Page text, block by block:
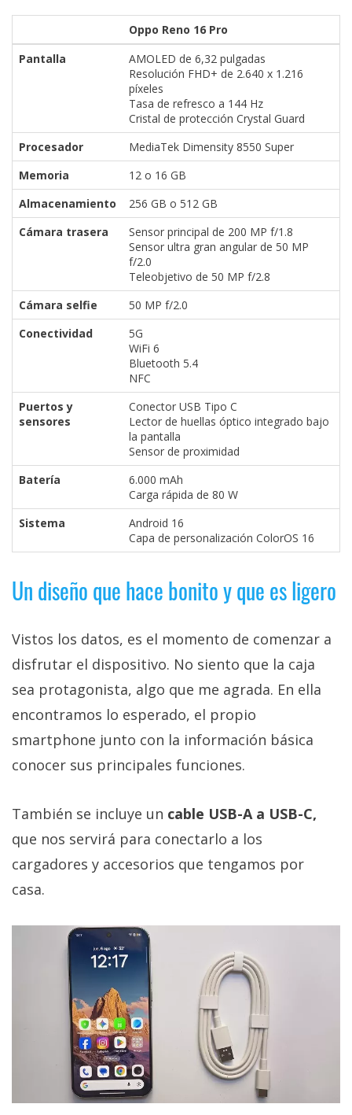
Oppo Reno 16 Pro
Pantalla
AMOLED de 6,32 pulgadas
Resolución FHD+ de 2.640 x 1.216
píxeles
Tasa de refresco a 144 Hz
Cristal de protección Crystal Guard
Procesador
MediaTek Dimensity 8550 Super
Memoria
12 o 16 GB
Almacenamiento
256 GB o 512 GB
Cámara trasera
Sensor principal de 200 MP f/1.8
Sensor ultra gran angular de 50 MP
f/2.0
Teleobjetivo de 50 MP f/2.8
Cámara selfie
50 MP f/2.0
Conectividad
5G
WiFi 6
Bluetooth 5.4
NFC
Puertos y
sensores
Conector USB Tipo C
Lector de huellas óptico integrado bajo
la pantalla
Sensor de proximidad
Batería
6.000 mAh
Carga rápida de 80 W
Sistema
Android 16
Capa de personalización ColorOS 16
Un diseño que hace bonito y que es ligero
Vistos los datos, es el momento de comenzar a
disfrutar el dispositivo. No siento que la caja
sea protagonista, algo que me agrada. En ella
encontramos lo esperado, el propio
smartphone junto con la información básica
conocer sus principales funciones.
También se incluye un cable USB-A a USB-C,
que nos servirá para conectarlo a los
cargadores y accesorios que tengamos por
casa.